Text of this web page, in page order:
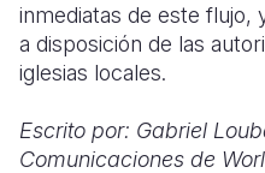
inmediatas de este flujo,
a disposición de las
iglesias locales.
Escrito por: Gabriel
Comunicaciones de